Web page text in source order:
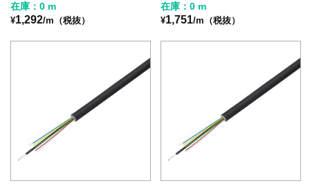
在庫：0 m
¥1,292/m（税抜）
在庫：0 m
¥1,751/m（税抜）